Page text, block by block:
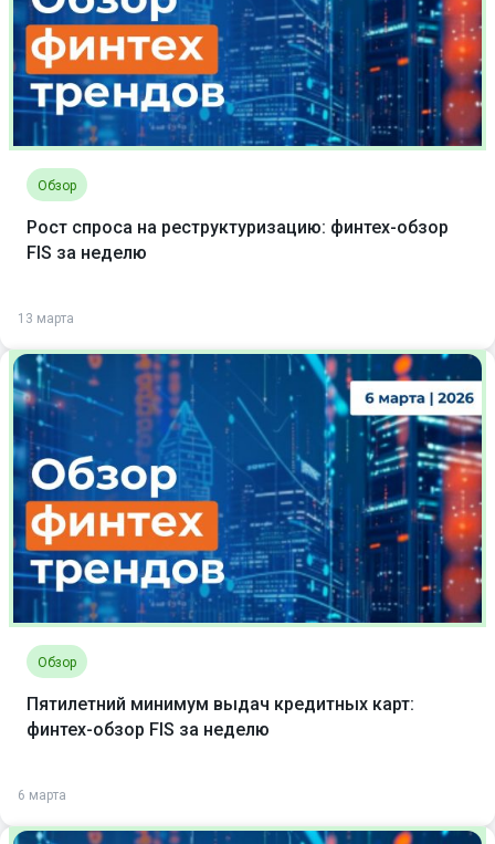
Обзор
Рост спроса на реструктуризацию: финтех-обзор
FIS за неделю
13 марта
Обзор
Пятилетний минимум выдач кредитных карт:
финтех-обзор FIS за неделю
6 марта